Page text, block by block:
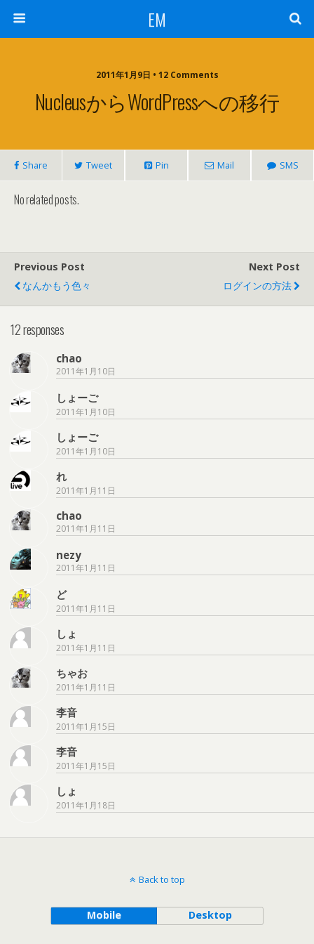
EM
2011年1月9日 • 12 Comments
NucleusからWordPressへの移行
Share Tweet Pin Mail SMS
No related posts.
Previous Post
なんかもう色々
Next Post
ログインの方法
12 responses
chao
2011年1月10日
しょーご
2011年1月10日
しょーご
2011年1月10日
れ
2011年1月11日
chao
2011年1月11日
nezy
2011年1月11日
ど
2011年1月11日
しょ
2011年1月11日
ちゃお
2011年1月11日
李音
2011年1月15日
李音
2011年1月15日
しょ
2011年1月18日
Back to top
Mobile Desktop